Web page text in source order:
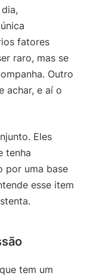
fatores
raro, mas se
Outro
achar, e aí o
Eles
tenha
por uma base
esse item
tem um